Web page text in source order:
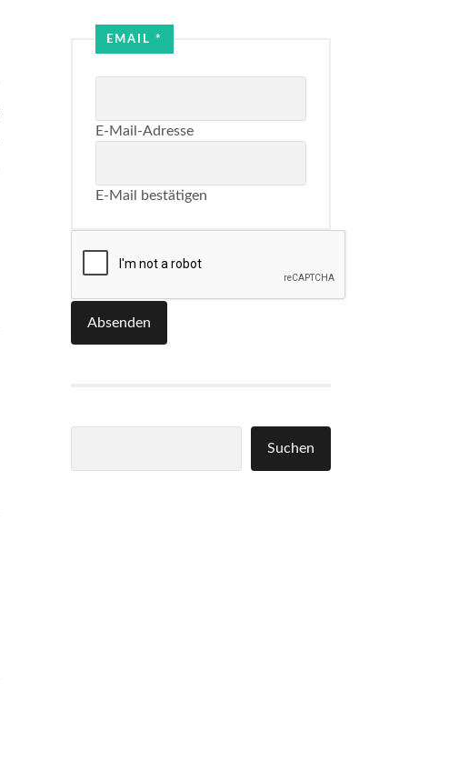
EMAIL *
E-Mail-Adresse
E-Mail bestätigen
Absenden
Suchen